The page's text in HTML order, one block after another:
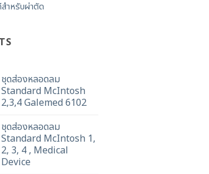
ำหรับผ่าตัด
ชุดส่องหลอดลม
Standard McIntosh
2,3,4 Galemed 6102
ชุดส่องหลอดลม
Standard McIntosh 1,
2, 3, 4 , Medical
Device